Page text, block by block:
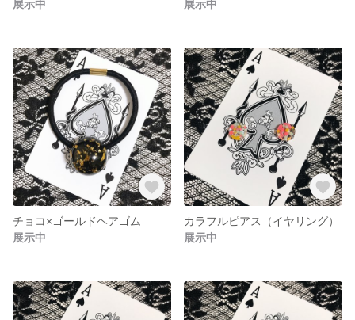
展示中
展示中
チョコ×ゴールドヘアゴム
展示中
カラフルピアス（イヤリング）
展示中